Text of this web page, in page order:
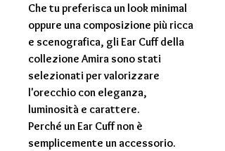
Che tu preferisca un look minimal
oppure una composizione più ricca
e scenografica, gli Ear Cuff della
collezione Amira sono stati
selezionati per valorizzare
l'orecchio con eleganza,
luminosità e carattere.
Perché un Ear Cuff non è
semplicemente un accessorio.